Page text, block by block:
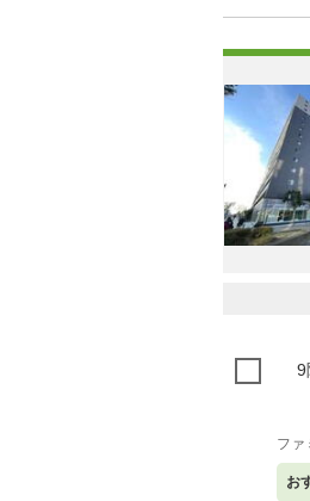
9
ファ
お